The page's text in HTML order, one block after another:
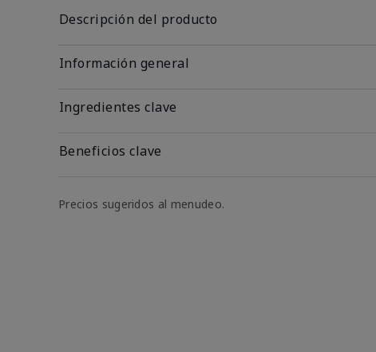
Descripción del producto
Información general
Ingredientes clave
Beneficios clave
Precios sugeridos al menudeo.